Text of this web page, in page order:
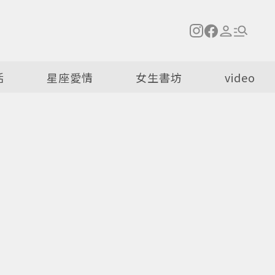
星座愛情 女生書坊 video